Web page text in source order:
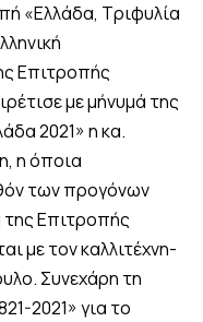
«Ελλάδα, Τριφυλία
Επιτροπής
με μήνυμά της
2021» η κα.
η όποια
των προγόνων
Επιτροπής
με τον καλλιτέχνη-
Συνεχάρη τη
2021» για το